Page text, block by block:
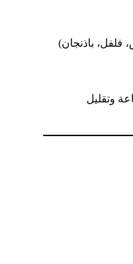
فلفل، باذنجان)
وتقليل